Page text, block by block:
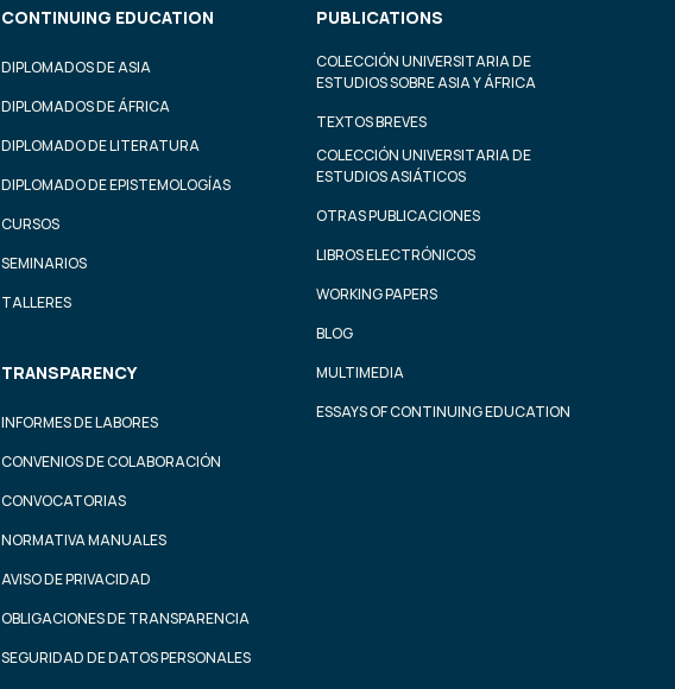
CONTINUING EDUCATION
DIPLOMADOS DE ASIA
DIPLOMADOS DE ÁFRICA
DIPLOMADO DE LITERATURA
DIPLOMADO DE EPISTEMOLOGÍAS
CURSOS
SEMINARIOS
TALLERES
TRANSPARENCY
INFORMES DE LABORES
CONVENIOS DE COLABORACIÓN
CONVOCATORIAS
NORMATIVA MANUALES
AVISO DE PRIVACIDAD
OBLIGACIONES DE TRANSPARENCIA
SEGURIDAD DE DATOS PERSONALES
PUBLICATIONS
COLECCIÓN UNIVERSITARIA DE
ESTUDIOS SOBRE ASIA Y ÁFRICA
TEXTOS BREVES
COLECCIÓN UNIVERSITARIA DE
ESTUDIOS ASIÁTICOS
OTRAS PUBLICACIONES
LIBROS ELECTRÓNICOS
WORKING PAPERS
BLOG
MULTIMEDIA
ESSAYS OF CONTINUING EDUCATION